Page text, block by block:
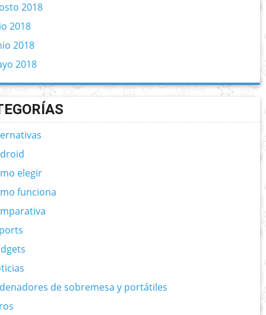
2018
2018
2018
2018
elegir
funciona
de sobremesa y portátiles